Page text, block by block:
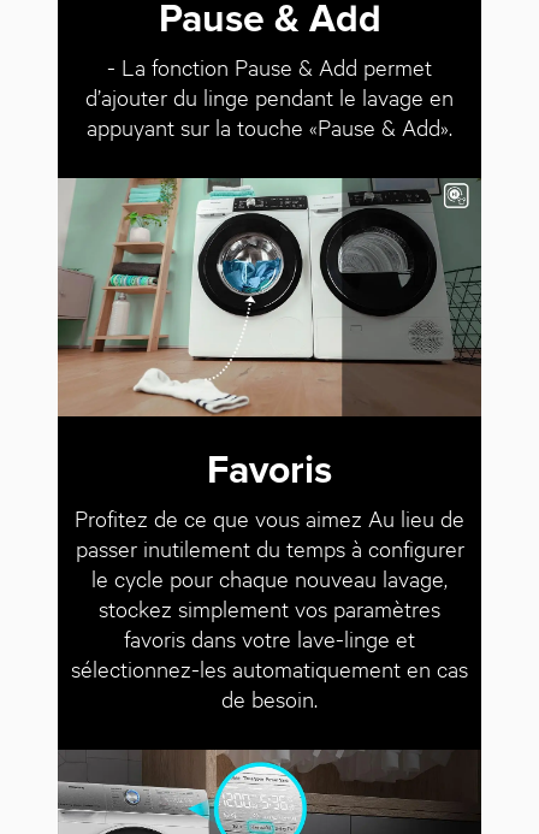
Pause & Add
- La fonction Pause & Add permet
d’ajouter du linge pendant le lavage en
appuyant sur la touche «Pause & Add».
Favoris
Profitez de ce que vous aimez Au lieu de
passer inutilement du temps à configurer
le cycle pour chaque nouveau lavage,
stockez simplement vos paramètres
favoris dans votre lave-linge et
sélectionnez-les automatiquement en cas
de besoin.